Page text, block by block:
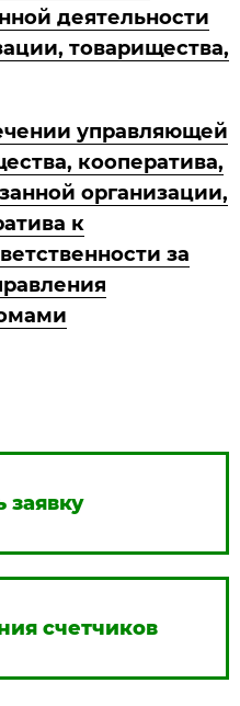
деятельности
товарищества,
управляющей
кооператива,
организации,
к
за
заявку
счетчиков